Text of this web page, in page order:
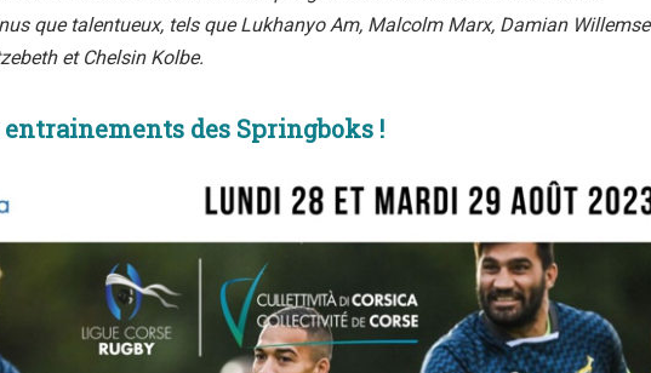
que talentueux, tels que Lukhanyo Am, Malcolm Marx, Damian Willemse
et Chelsin Kolbe.
des Springboks !